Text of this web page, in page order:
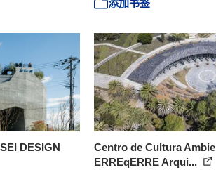
添加书签
DESIGN
Centro de Cultura
ERREqERRE Arqui...